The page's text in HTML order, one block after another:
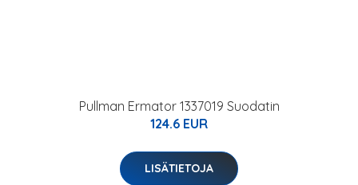
Pullman Ermator 1337019 Suodatin
124.6 EUR
LISÄTIETOJA